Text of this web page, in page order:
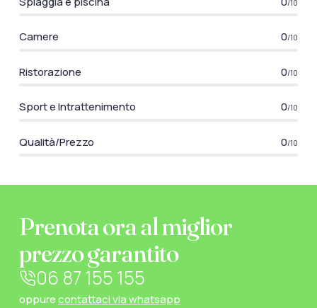
/10
Camere 0/10
Ristorazione 0/10
Sport e Intrattenimento 0/10
Qualità/Prezzo 0/10
Prenota ora al miglior
prezzo garantito
06 87 155 155
oppurecontattaci via whatsapp